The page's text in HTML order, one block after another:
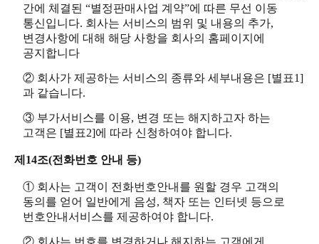
간에 체결된 “별정판매사업 계약”에 따른 무선 이동
통신입니다. 회사는 서비스의 범위 및 내용의 추가,
변경사항에 대해 해당 사항을 회사의 홈페이지에
공지합니다
② 회사가 제공하는 서비스의 종류와 세부내용은 [별표1]
과 같습니다.
③ 부가서비스를 이용, 변경 또는 해지하고자 하는
고객은 [별표2]에 따라 신청하여야 합니다.
제14조(전화번호 안내 등)
① 회사는 고객이 전화번호안내를 원할 경우 고객의
동의를 얻어 일반에게 음성, 책자 또는 인터넷 등으로
번호안내서비스를 제공하여야 합니다.
② 회사는 번호를 변경하거나 해지하는 고객에게